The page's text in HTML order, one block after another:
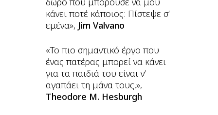
κάνει ποτέ κάποιος: Πίστεψε σ’
εμένα», Jim Valvano
«Το πιο σημαντικό έργο που
ένας πατέρας μπορεί να κάνει
για τα παιδιά του είναι ν’
αγαπάει τη μάνα τους.»,
Theodore M. Hesburgh